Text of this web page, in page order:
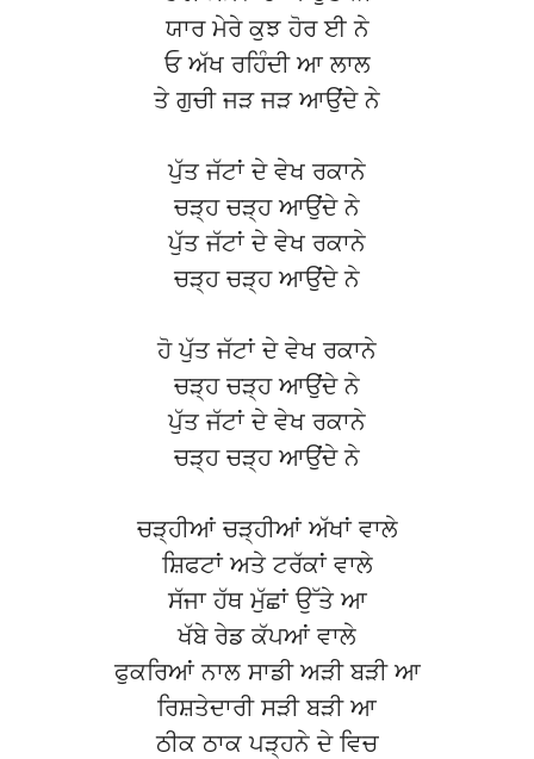
ਯਾਰ ਮੇਰੇ ਕੁਝ ਹੋਰ ਈ ਨੇ
ਓ ਅੱਖ ਰਹਿੰਦੀ ਆ ਲਾਲ
ਤੇ ਗੁਚੀ ਜੜ ਜੜ ਆਉਂਦੇ ਨੇ
ਪੁੱਤ ਜੱਟਾਂ ਦੇ ਵੇਖ ਰਕਾਨੇ
ਚੜ੍ਹ ਚੜ੍ਹ ਆਉਂਦੇ ਨੇ
ਪੁੱਤ ਜੱਟਾਂ ਦੇ ਵੇਖ ਰਕਾਨੇ
ਚੜ੍ਹ ਚੜ੍ਹ ਆਉਂਦੇ ਨੇ
ਹੋ ਪੁੱਤ ਜੱਟਾਂ ਦੇ ਵੇਖ ਰਕਾਨੇ
ਚੜ੍ਹ ਚੜ੍ਹ ਆਉਂਦੇ ਨੇ
ਪੁੱਤ ਜੱਟਾਂ ਦੇ ਵੇਖ ਰਕਾਨੇ
ਚੜ੍ਹ ਚੜ੍ਹ ਆਉਂਦੇ ਨੇ
ਚੜ੍ਹੀਆਂ ਚੜ੍ਹੀਆਂ ਅੱਖਾਂ ਵਾਲੇ
ਸ਼ਿਫਟਾਂ ਅਤੇ ਟਰੱਕਾਂ ਵਾਲੇ
ਸੱਜਾ ਹੱਥ ਮੁੱਛਾਂ ਉੱਤੇ ਆ
ਖੱਬੇ ਰੇਡ ਕੱਪਆਂ ਵਾਲੇ
ਫੁਕਰਿਆਂ ਨਾਲ ਸਾਡੀ ਅੜੀ ਬੜੀ ਆ
ਰਿਸ਼ਤੇਦਾਰੀ ਸੜੀ ਬੜੀ ਆ
ਠੀਕ ਠਾਕ ਪੜ੍ਹਨੇ ਦੇ ਵਿਚ